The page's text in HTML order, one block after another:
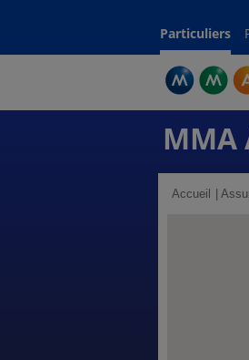
Particuliers
MMA
Accueil